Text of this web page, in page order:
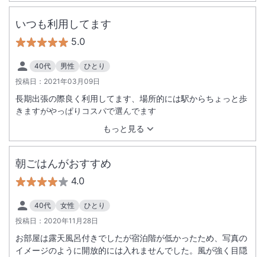
いつも利用してます
5.0
40代 男性
ひとり
投稿日： 2021年03月09日
もっと見る
長期出張の際良く利用してます、場所的には駅からちょっと歩
きますがやっぱりコスパで選んでます
朝ごはんがおすすめ
4.0
40代 女性
ひとり
投稿日： 2020年11月28日
お部屋は露天風呂付きでしたが宿泊階が低かったため、写真の
イメージのように開放的には入れませんでした。風が強く目隠